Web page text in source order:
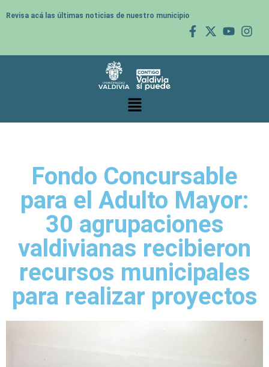
Revisa acá las últimas noticias de nuestro municipio
Fondo Concursable
para el Adulto Mayor:
30 agrupaciones
valdivianas recibieron
recursos municipales
para realizar proyectos